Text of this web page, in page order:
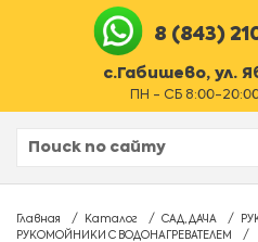
8 (843)
с.Габишево, ул.
ПН - СБ 8:00-
Главная Каталог САД, ДАЧА
РУКОМОЙНИКИ С ВОДОНАГРЕВАТЕЛЕМ